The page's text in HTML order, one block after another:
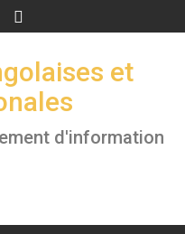
et
d'information